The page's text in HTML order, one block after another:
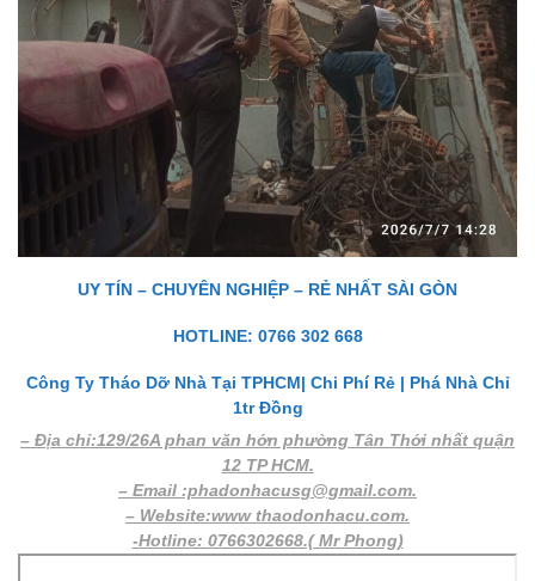
UY TÍN – CHUYÊN NGHIỆP – RẺ NHẤT SÀI GÒN
HOTLINE: 0766 302 668
Công Ty Tháo Dỡ Nhà Tại TPHCM| Chi Phí Rẻ | Phá Nhà Chỉ
1tr Đồng
– Địa chỉ:129/26A phan văn hớn phường Tân Thới nhất quận
12 TP HCM.
– Email :phadonhacusg@gmail.com.
– Website:www thaodonhacu.com.
-Hotline: 0766302668.( Mr Phong)